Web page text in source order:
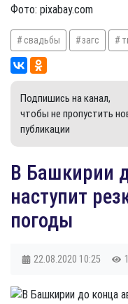
Фото: pixabay.com
свадьбы загс
Подпишись на канал,
чтобы не пропустить
публикации
В Башкирии
наступит
погоды
22.08.2020 10:25